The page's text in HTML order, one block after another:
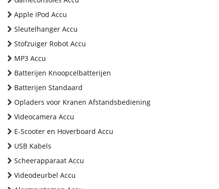
Apple iPod Accu
Sleutelhanger Accu
Stofzuiger Robot Accu
MP3 Accu
Batterijen Knoopcelbatterijen
Batterijen Standaard
Opladers voor Kranen Afstandsbediening
Videocamera Accu
E-Scooter en Hoverboard Accu
USB Kabels
Scheerapparaat Accu
Videodeurbel Accu